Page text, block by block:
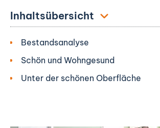
Inhaltsübersicht
Bestandsanalyse
Schön und Wohngesund
Unter der schönen Oberfläche